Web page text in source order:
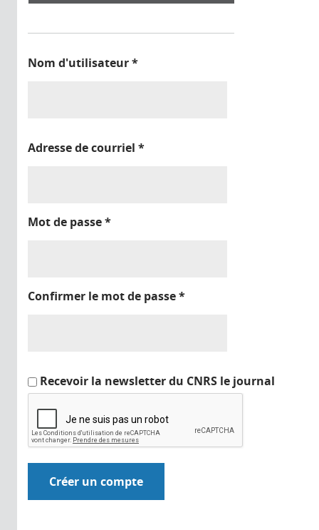
Nom d'utilisateur*
Adresse de courriel *
Mot de passe*
Confirmer le mot de passe*
Recevoir la newsletter du CNRS le journal